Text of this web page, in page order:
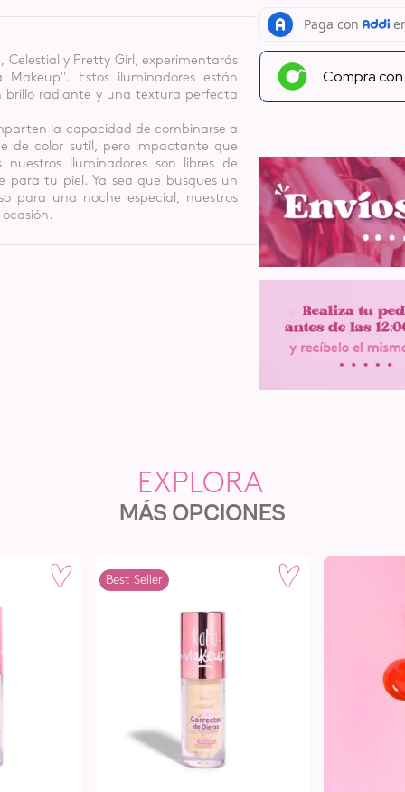
Celestial y Pretty Girl, experimentarás
Estos iluminadores están
brillo radiante y una textura perfecta
la capacidad de combinarse a
de color sutil, pero impactante que
iluminadores son libres de
para tu piel. Ya sea que busques un
para una noche especial, nuestros
Compra
MÁS OPCIONES
Best Seller